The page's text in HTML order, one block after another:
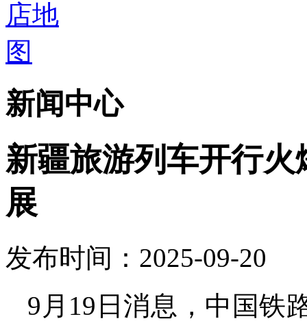
新闻中心
新疆旅游列车开行
展
发布时间：2025-09-20
9月19日消息，中国铁